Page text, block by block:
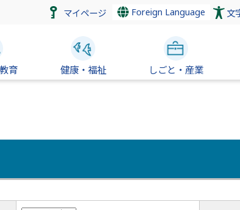
マイページ Foreign Language 文
育 健康・福祉 しごと・産業